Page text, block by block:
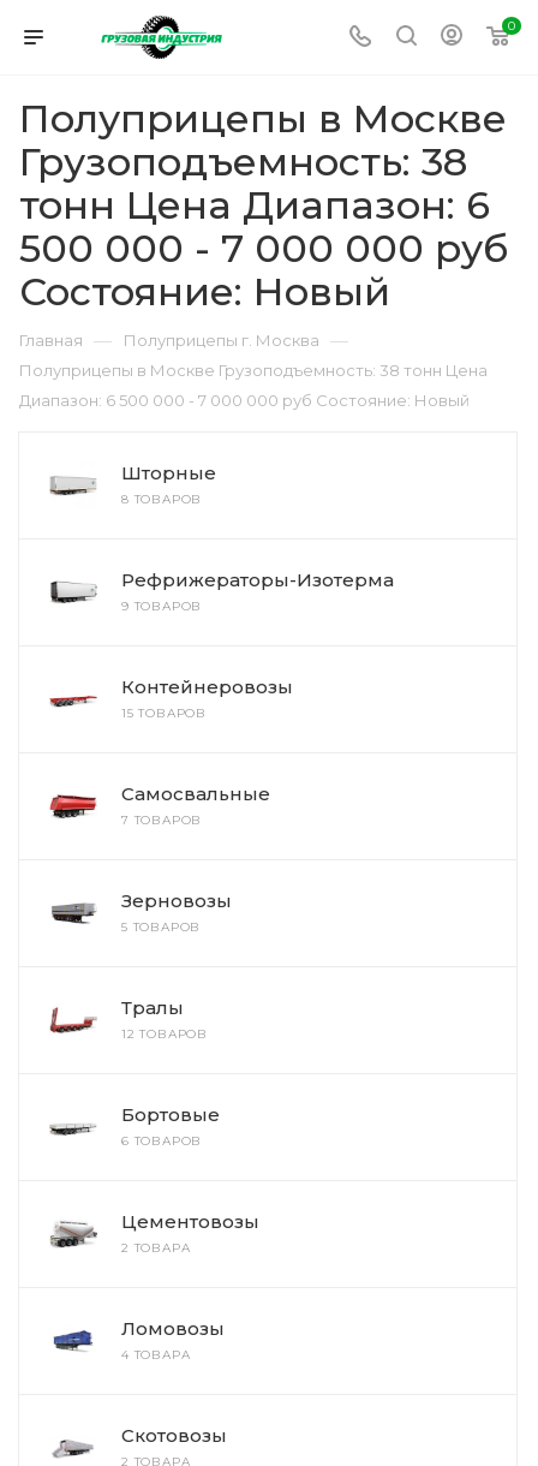
0
Полуприцепы в Москве
Грузоподъемность: 38
тонн Цена Диапазон: 6
500 000 - 7 000 000 руб
Состояние: Новый
Главная — Полуприцепы г. Москва —
Полуприцепы в Москве Грузоподъемность: 38 тонн Цена
Диапазон: 6 500 000 - 7 000 000 руб Состояние: Новый
Шторные
8 ТОВАРОВ
Рефрижераторы-Изотерма
9 ТОВАРОВ
Контейнеровозы
15 ТОВАРОВ
Самосвальные
7 ТОВАРОВ
Зерновозы
5 ТОВАРОВ
Тралы
12 ТОВАРОВ
Бортовые
6 ТОВАРОВ
Цементовозы
2 ТОВАРА
Ломовозы
4 ТОВАРА
Скотовозы
2 ТОВАРА